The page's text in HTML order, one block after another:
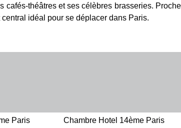
cafés-théâtres et ses célèbres brasseries. Proche
idéal pour se déplacer dans Paris.
Paris Chambre Hotel 14ème Paris